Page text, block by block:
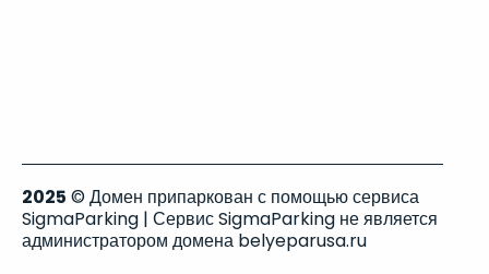
2025 © Домен припаркован с помощью сервиса
SigmaParking | Сервис SigmaParking не является
администратором домена belyeparusa.ru